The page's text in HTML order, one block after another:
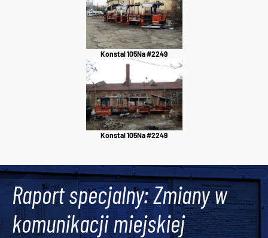
Konstal 105Na #2249
Konstal 105Na #2249
Raport specjalny: Zmiany w
komunikacji miejskiej